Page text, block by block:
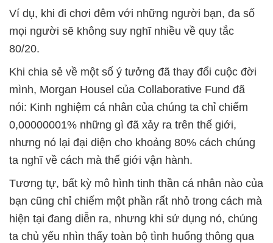
Ví dụ, khi đi chơi đêm với những người bạn, đa số
mọi người sẽ không suy nghĩ nhiều về quy tắc
80/20.
Khi chia sẻ về một số ý tưởng đã thay đổi cuộc đời
mình, Morgan Housel của Collaborative Fund đã
nói: Kinh nghiệm cá nhân của chúng ta chỉ chiếm
0,00000001% những gì đã xảy ra trên thế giới,
nhưng nó lại đại diện cho khoảng 80% cách chúng
ta nghĩ về cách mà thế giới vận hành.
Tương tự, bất kỳ mô hình tinh thần cá nhân nào của
bạn cũng chỉ chiếm một phần rất nhỏ trong cách mà
hiện tại đang diễn ra, nhưng khi sử dụng nó, chúng
ta chủ yếu nhìn thấy toàn bộ tình huống thông qua